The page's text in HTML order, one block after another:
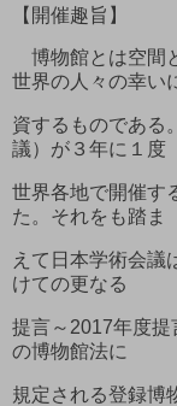
【開催趣旨】
博物館とは空間
世界の人々の幸い
資するものである
議）が３年に１度
世界各地で開催す
た。それをも踏ま
えて日本学術会議
けての更なる
提言～2017年度
の博物館法に
規定される登録博